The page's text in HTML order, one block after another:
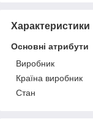
Характеристики
Основні атрибути
Виробник
Країна виробник
Стан